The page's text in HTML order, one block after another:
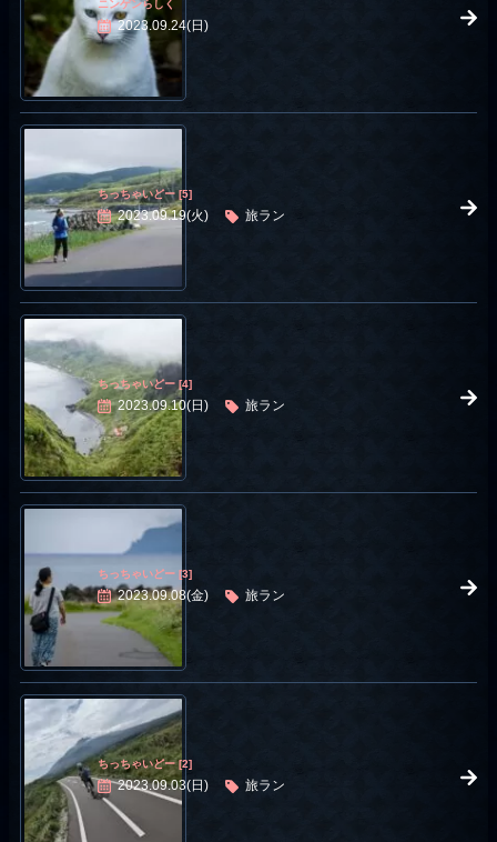
ニンゲンらしく
2023.09.24(日)
ちっちゃいどー [5]
2023.09.19(火) 旅ラン
ちっちゃいどー [4]
2023.09.10(日) 旅ラン
ちっちゃいどー [3]
2023.09.08(金) 旅ラン
ちっちゃいどー [2]
2023.09.03(日) 旅ラン